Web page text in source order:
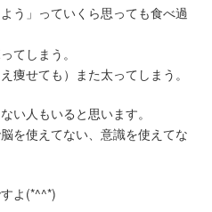
う」っていくら思っても食べ過
てしまう。
痩せても）また太ってしまう。
い人もいると思います。
を使えてない、意識を使えてな
よ(*^^*)